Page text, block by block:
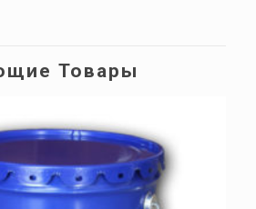
Товары